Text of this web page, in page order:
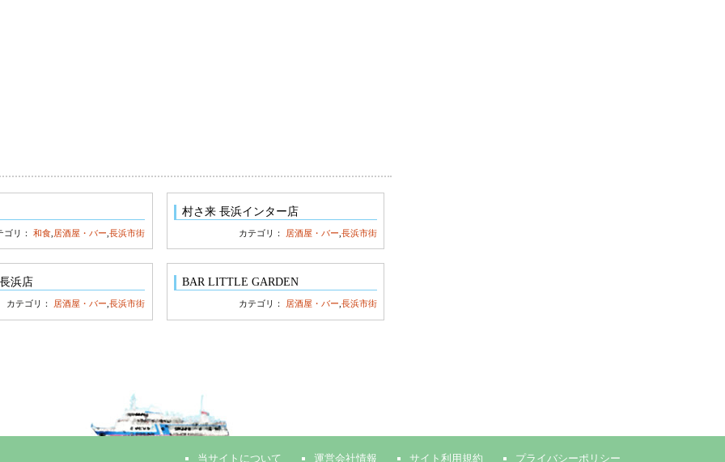
ゴリ：和食 居酒屋・バー ,長浜市街
村さ来 長浜インター店
カテゴリ： 居酒屋・バー 長浜市街
浜店
カテゴリ： 居酒屋・バー ,長浜市街
BAR LITTLE GARDEN
カテゴリ： 居酒屋・バー 長浜市街
当サイトについて 運営会社情報 サイト利用規約 プライバシーポリシー